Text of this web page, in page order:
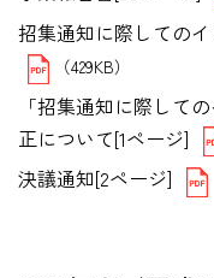
招集通知に際しての
（429KB）
「招集通知に際して
正について[1ページ]
決議通知[2ページ]